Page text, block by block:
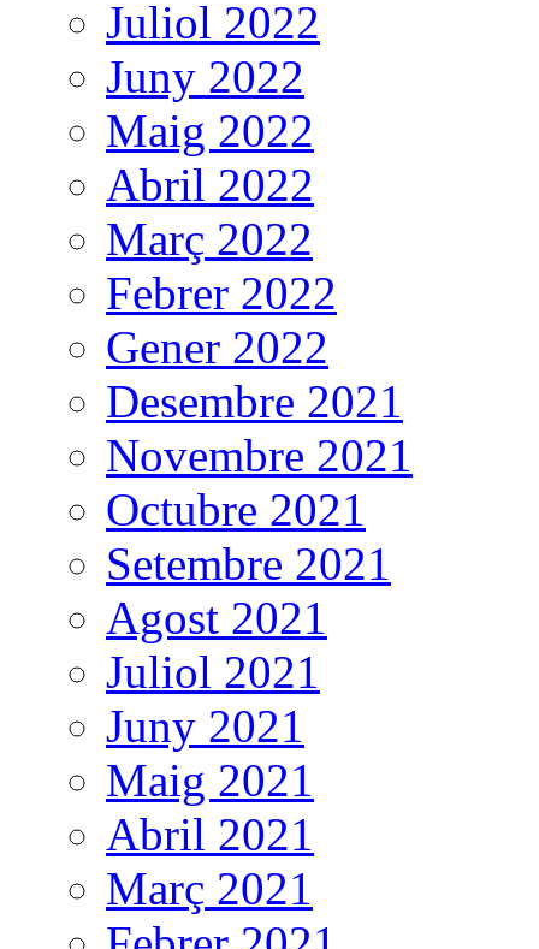
Juliol 2022
Juny 2022
Maig 2022
Abril 2022
Març 2022
Febrer 2022
Gener 2022
Desembre 2021
Novembre 2021
Octubre 2021
Setembre 2021
Agost 2021
Juliol 2021
Juny 2021
Maig 2021
Abril 2021
Març 2021